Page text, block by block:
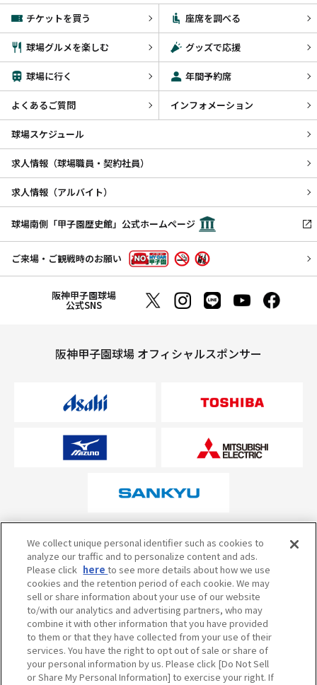
チケットを買う 座席を調べる
球場グルメを楽しむ グッズで応援
球場に行く 年間予約席
よくあるご質問 インフォメーション
球場スケジュール
求人情報（球場職員・契約社員）
求人情報（アルバイト）
球場南側「甲子園歴史館」公式ホームページ
ご来場・ご観戦時のお願い
阪神甲子園球場
公式SNS
阪神甲子園球場 オフィシャルスポンサー
オフィシャルスポンサーについて
当サイトのご利用にあたって
試合の予定・状況・結果のお問い合わせ
阪神甲子園球場テレフォンサービス
050-5527-2512
We collect unique personal identifier such as cookies to
analyze our traffic and to personalize content and ads.
Please click hereto see more details about how we use
cookies and the retention period of each cookie. We may
sell or share information about your use of our website
to/with our analytics and advertising partners, who may
combine it with other information that you have provided
to them or that they have collected from your use of their
services. You have the right to opt out of sale or share of
your personal information by us. Please click [Do Not Sell
or Share My Personal Information] to exercise your right. If